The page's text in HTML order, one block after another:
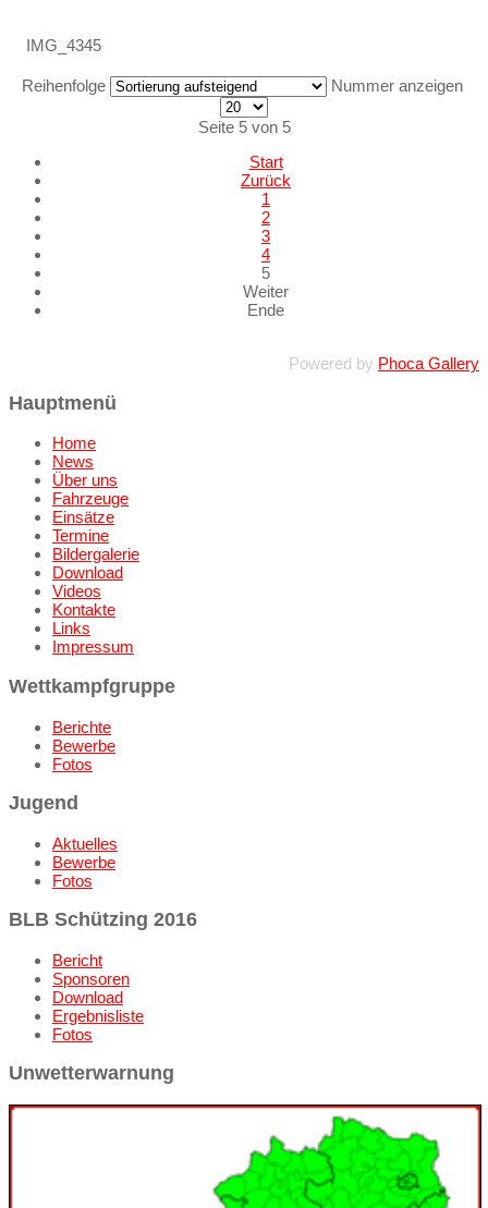
IMG_4345
Reihenfolge Nummer anzeigen
Seite 5 von 5
Start
Zurück
1
2
3
4
5
Weiter
Ende
Powered by Phoca Gallery
Hauptmenü
Home
News
Über uns
Fahrzeuge
Einsätze
Termine
Bildergalerie
Download
Videos
Kontakte
Links
Impressum
Wettkampfgruppe
Berichte
Bewerbe
Fotos
Jugend
Aktuelles
Bewerbe
Fotos
BLB Schützing 2016
Bericht
Sponsoren
Download
Ergebnisliste
Fotos
Unwetterwarnung